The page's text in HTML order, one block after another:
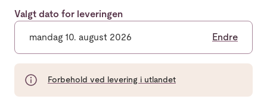
Valgt dato for leveringen
mandag 10. august 2026 Endre
Forbehold ved levering i utlandet